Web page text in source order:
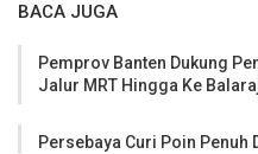
BACA JUGA
Pemprov Banten Dukung
Jalur MRT Hingga Ke
Persebaya Curi Poin Penuh